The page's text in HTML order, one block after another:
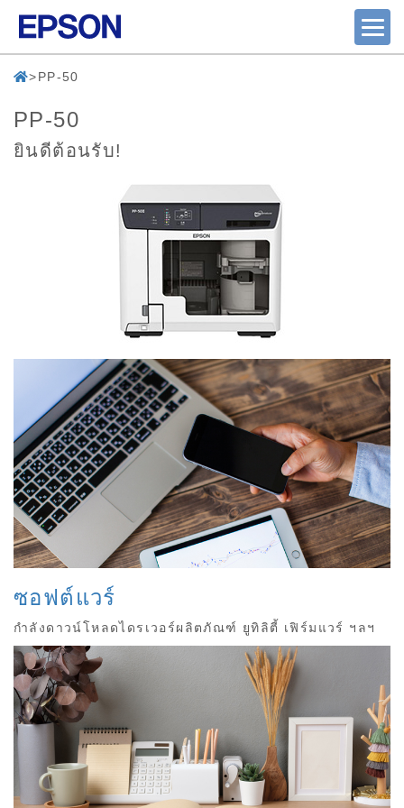
PP-50
PP-50
ยินดีต้อนรับ!
ซอฟต์แวร์
กำลังดาวน์โหลดไดรเวอร์ผลิตภัณฑ์ ยูทิลิตี้ เฟิร์มแวร์ ฯลฯ